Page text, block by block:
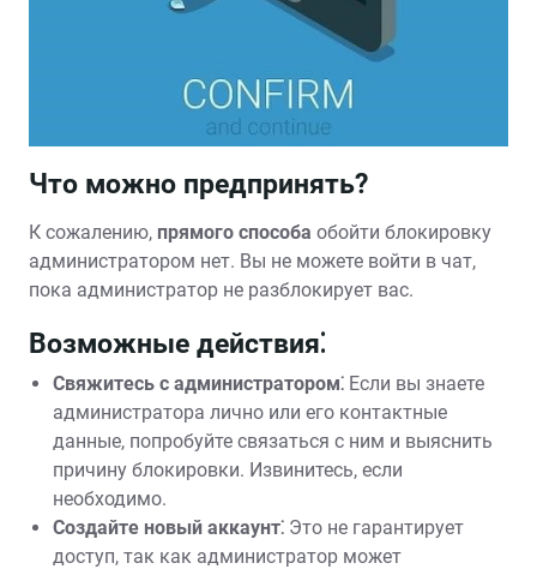
Что можно предпринять?
К сожалению, прямого способа обойти блокировку
администратором нет. Вы не можете войти в чат,
пока администратор не разблокирует вас.
Возможные действия⁚
Свяжитесь с администратором⁚ Если вы знаете
администратора лично или его контактные
данные, попробуйте связаться с ним и выяснить
причину блокировки. Извинитесь, если
необходимо.
Создайте новый аккаунт⁚ Это не гарантирует
доступ, так как администратор может